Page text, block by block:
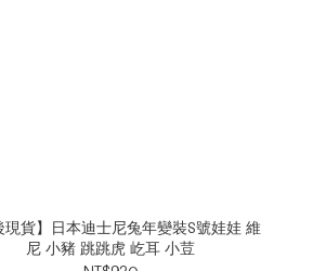
現貨】日本迪士尼兔年變裝S號娃娃 維
尼 小豬 跳跳虎 屹耳 小荳